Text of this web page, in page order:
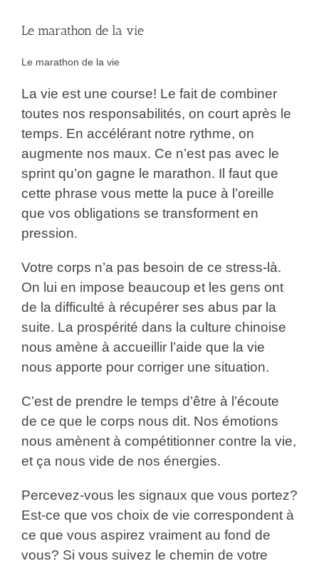
Le marathon de la vie
Le marathon de la vie
La vie est une course! Le fait de combiner
toutes nos responsabilités, on court après le
temps. En accélérant notre rythme, on
augmente nos maux. Ce n’est pas avec le
sprint qu’on gagne le marathon. Il faut que
cette phrase vous mette la puce à l’oreille
que vos obligations se transforment en
pression.
Votre corps n’a pas besoin de ce stress-là.
On lui en impose beaucoup et les gens ont
de la difficulté à récupérer ses abus par la
suite. La prospérité dans la culture chinoise
nous amène à accueillir l’aide que la vie
nous apporte pour corriger une situation.
C’est de prendre le temps d’être à l’écoute
de ce que le corps nous dit. Nos émotions
nous amènent à compétitionner contre la vie,
et ça nous vide de nos énergies.
Percevez-vous les signaux que vous portez?
Est-ce que vos choix de vie correspondent à
ce que vous aspirez vraiment au fond de
vous? Si vous suivez le chemin de votre